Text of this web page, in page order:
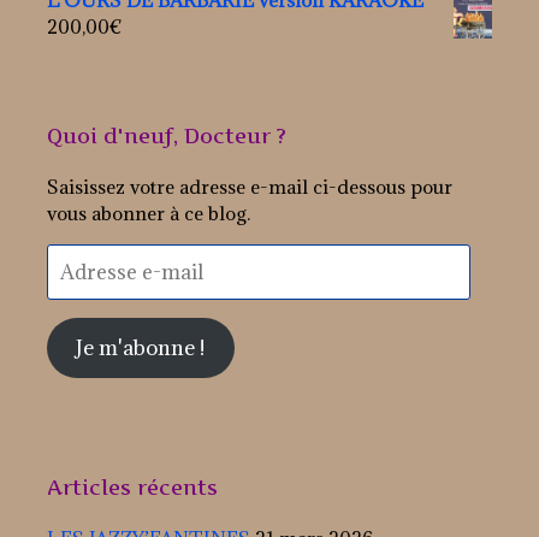
200,00€
Quoi d'neuf, Docteur ?
Saisissez votre adresse e-mail ci-dessous pour
vous abonner à ce blog.
e-
Je m'abonne !
Articles récents